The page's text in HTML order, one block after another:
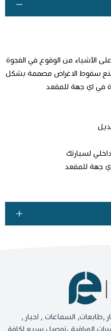
الأشياء من الوقوع في الفجوة
سقوط الاغراض مصممة بشكل
في اي جهة للمقعد
لسيارتك
جهة للمقعد
,طابعات, السماعات , احبار ,
المراقبة ،توصيل سريع لكافة